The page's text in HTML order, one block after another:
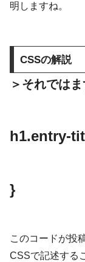
明しますね。
CSSの解説
＞それでは
h1.entry-
}
このコードが投
CSSで記述する